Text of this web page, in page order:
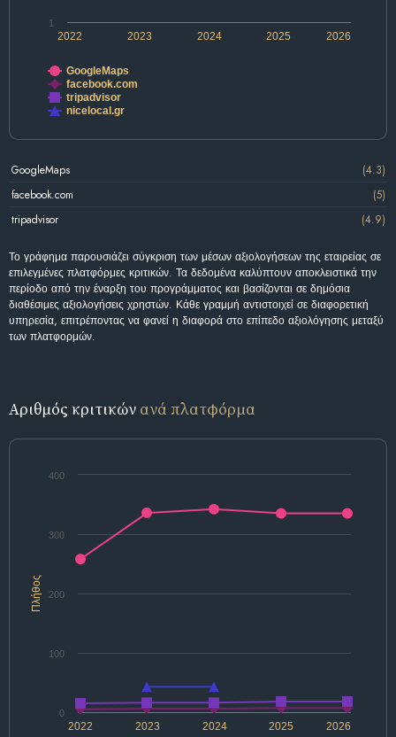
2022 2024 2026
2023 2025
1
GoogleMaps
facebook.com
tripadvisor
nicelocal.gr
GoogleMaps
(4.3)
facebook.com
(5)
tripadvisor
(4.9)
Το γράφημα παρουσιάζει σύγκριση των μέσων αξιολογήσεων της εταιρείας σε
επιλεγμένες πλατφόρμες κριτικών. Τα δεδομένα καλύπτουν αποκλειστικά την
περίοδο από την έναρξη του προγράμματος και βασίζονται σε δημόσια
διαθέσιμες αξιολογήσεις χρηστών. Κάθε γραμμή αντιστοιχεί σε διαφορετική
υπηρεσία, επιτρέποντας να φανεί η διαφορά στο επίπεδο αξιολόγησης μεταξύ
των πλατφορμών.
Αριθμός κριτικών ανά πλατφόρμα
Πλήθος
2022 2024 2026
2023 2025
0
100
200
300
400